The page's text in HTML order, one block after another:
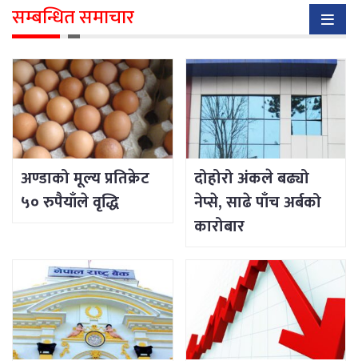
सम्बन्धित समाचार
अण्डाको मूल्य प्रतिक्रेट
५० रुपैयाँले वृद्धि
दोहोरो अंकले बढ्यो
नेप्से, साढे पाँच अर्बको
कारोबार